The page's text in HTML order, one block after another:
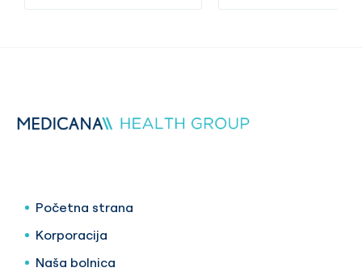
Početna strana
Korporacija
Naša bolnica